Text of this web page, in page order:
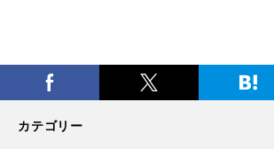
カテゴリー